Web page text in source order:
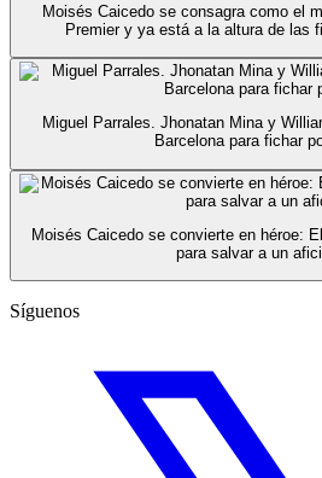
Moisés Caicedo se consagra como el
Premier y ya está a la altura de las
Miguel Parrales. Jhonatan Mina y
Barcelona para fichar
Moisés Caicedo se convierte en héroe:
para salvar a un
Síguenos